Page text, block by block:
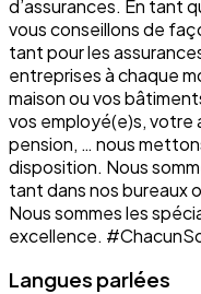
d’assurances. En tant
vous conseillons de
tant pour les
entreprises à chaque
maison ou vos
vos employé(e)s,
pension, … nous
disposition. Nous
tant dans nos bureaux
Nous sommes les
excellence.
Langues parlées